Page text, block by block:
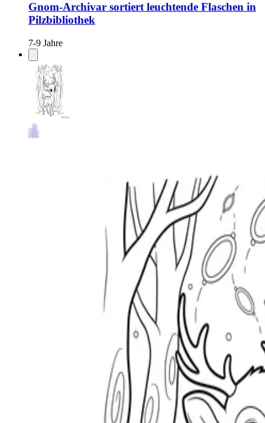
Gnom-Archivar sortiert leuchtende Flaschen in
Pilzbibliothek
7-9 Jahre